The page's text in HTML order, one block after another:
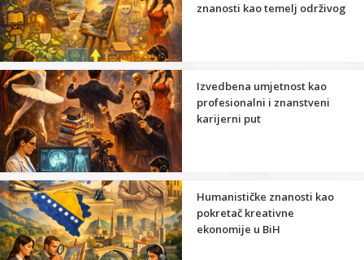
znanosti kao temelj održivog
Izvedbena umjetnost kao
profesionalni i znanstveni
karijerni put
Humanističke znanosti kao
pokretač kreativne
ekonomije u BiH